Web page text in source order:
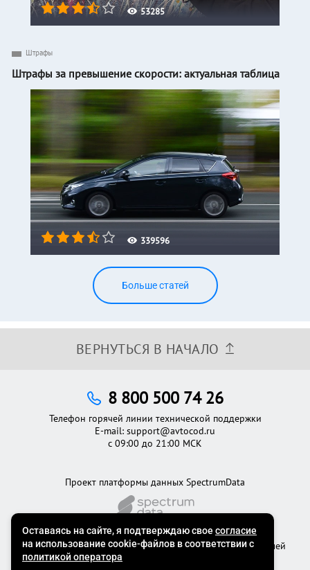
53285
339596
Штрафы
Штрафы за превышение скорости: актуальная таблица
Больше статей
ВЕРНУТЬСЯ В НАЧАЛО
©2012 - 2026Официальный сервис проверки автомобилей
Проект платформы данных SpectrumData
8 800 500 74 26
Телефон горячей линии технической поддержки
E-mail: support@avtocod.ru
с 09:00 до 21:00 МСК